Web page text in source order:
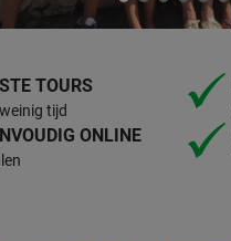
TOURS
tijd
ONLINE